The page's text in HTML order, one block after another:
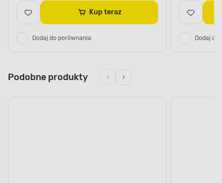
Kup teraz
Dodaj do porównania Dodaj do
Podobne produkty